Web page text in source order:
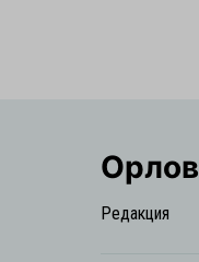
Редакция